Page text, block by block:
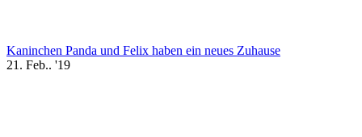
Kaninchen Panda und Felix haben ein neues Zuhause
21. Feb.. '19